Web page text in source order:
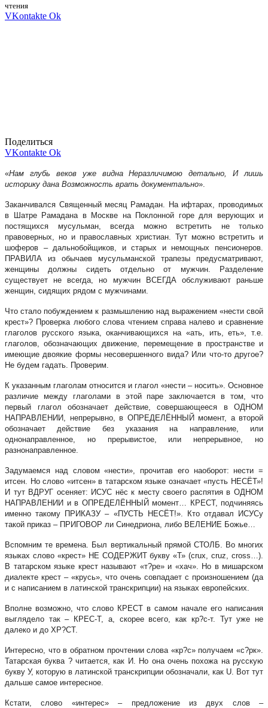
чтения
VKontakte Ok
Поделиться
VKontakte Ok
«Нам глубь веков уже видна Неразличимою детально, И лишь
историку дана Возможность врать документально».
Заканчивался Священный месяц Рамадан. На ифтарах, проводимых
в Шатре Рамадана в Москве на Поклонной горе для верующих и
постящихся мусульман, всегда можно встретить не только
правоверных, но и православных христиан. Тут можно встретить и
шоферов – дальнобойщиков, и старых и немощных пенсионеров.
ПРАВИЛА из обычаев мусульманской трапезы предусматривают,
женщины должны сидеть отдельно от мужчин. Разделение
существует не всегда, но мужчин ВСЕГДА обслуживают раньше
женщин, сидящих рядом с мужчинами.
Что стало побуждением к размышлению над выражением «нести свой
крест»? Проверка любого слова чтением справа налево и сравнение
глаголов русского языка, оканчивающихся на «ать, ить, еть», т.е.
глаголов, обозначающих движение, перемещение в пространстве и
имеющие двоякие формы несовершенного вида? Или что-то другое?
Не будем гадать. Проверим.
К указанным глаголам относится и глагол «нести – носить». Основное
различие между глаголами в этой паре заключается в том, что
первый глагол обозначает действие, совершающееся в ОДНОМ
НАПРАВЛЕНИИ, непрерывно, в ОПРЕДЕЛЁННЫЙ момент, а второй
обозначает действие без указания на направление, или
однонаправленное, но прерывистое, или непрерывное, но
разнонаправленное.
Задумаемся над словом «нести», прочитав его наоборот: нести =
итсен. Но слово «итсен» в татарском языке означает «пусть НЕСЁТ»!
И тут ВДРУГ осеняет: ИСУС нёс к месту своего распятия в ОДНОМ
НАПРАВЛЕНИИ и в ОПРЕДЕЛЁННЫЙ момент… КРЕСТ, подчиняясь
именно такому ПРИКАЗУ – «ПУСТЬ НЕСЁТ!». Кто отдавал ИСУСу
такой приказ – ПРИГОВОР ли Синедриона, либо ВЕЛЕНИЕ Божье…
Вспомним те времена. Был вертикальный прямой СТОЛБ. Во многих
языках слово «крест» НЕ СОДЕРЖИТ букву «Т» (crux, cruz, cross…).
В татарском языке крест называют «т?ре» и «хач». Но в мишарском
диалекте крест – «крусь», что очень совпадает с произношением (да
и с написанием в латинской транскрипции) на языках европейских.
Вполне возможно, что слово КРЕСТ в самом начале его написания
выглядело так – КРЕС-Т, а, скорее всего, как кр?с-т. Тут уже не
далеко и до ХР?СТ.
Интересно, что в обратном прочтении слова «кр?с» получаем «с?рк».
Татарская буква ? читается, как И. Но она очень похожа на русскую
букву У, которую в латинской транскрипции обозначали, как U. Вот тут
дальше самое интересное.
Кстати, слово «интерес» – предложение из двух слов –